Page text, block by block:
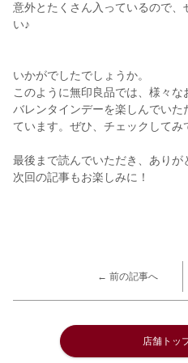
意外とたくさん入っているので、
い♪
いかがでしたでしょうか。
このように無印良品では、様々
バレンタインデーを楽しんでい
ています。ぜひ、チェックしてみ
最後まで読んでいただき、ありが
次回の記事もお楽しみに！
← 前の記事へ
店舗トッ